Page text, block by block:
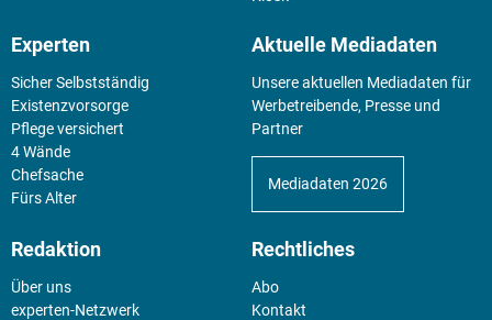
Experten
Sicher Selbstständig
Existenz­vorsorge
Pflege versichert
4 Wände
Chefsache
Fürs Alter
Aktuelle Mediadaten
Unsere aktuellen Mediadaten für
Werbetreibende, Presse und
Partner
Mediadaten 2026
Redaktion
Über uns
experten-Netzwerk
Rechtliches
Abo
Kontakt